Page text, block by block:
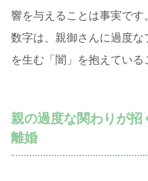
響を与えることは事実です
数字は、親御さんに過度な
を生む「闇」を抱えている
親の過度な関わりが招
離婚